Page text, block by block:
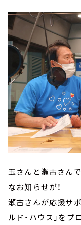
玉さんと瀬古さん
なお知らせが！
瀬古さんが応援サ
ルド・ハウス」をプ